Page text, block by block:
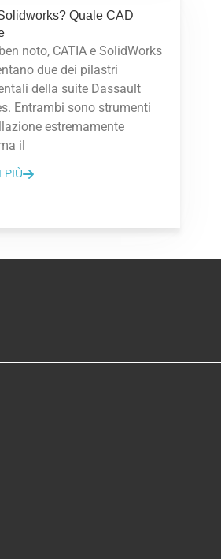
Quale CAD
noto, CATIA e SolidWorks
due dei pilastri
della suite Dassault
Entrambi sono strumenti
estremamente
il
PIÙ